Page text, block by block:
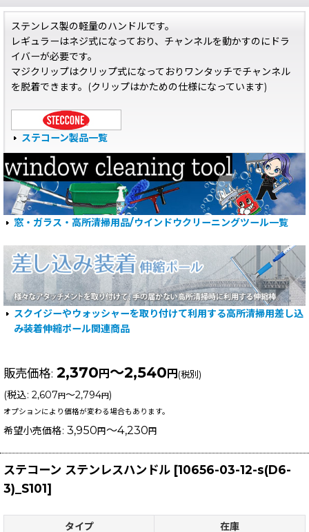
ステンレス製の軽量のハンドルです。
レギュラーはネジ式になっており、チャンネルを動かすのにドラ
イバーが必要です。
マジクリップはクリップ式になっておりワンタッチでチャンネル
を脱着できます。(クリップはかための仕様になっています)
ステコーン製品一覧
窓・ガラス・高所清掃用品/ウインドウクリーニングツール一覧
スクイジーやウォッシャーを取り付けて利用する高所清掃用差し込
み装着伸縮ポール関連商品
販売価格: 2,370 円 ～2,540 円 (税別)
(税込: 2,607 円～2,794円)
オプションにより価格が変わる場合もあります。
希望小売価格: 3,950 円 ～4,230 円
ステコーン ステンレスハンドル [10656-03-12-s(D6-
3)_S101]
タイプ 在庫